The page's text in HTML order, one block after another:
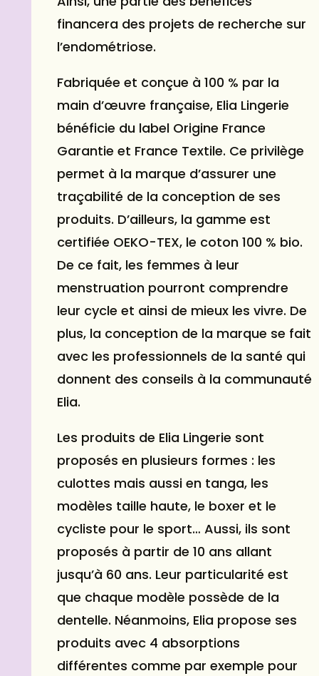
financera des projets de recherche sur
l’endométriose.
Fabriquée et conçue à 100 % par la
main d’œuvre française, Elia Lingerie
bénéficie du label Origine France
Garantie et France Textile. Ce privilège
permet à la marque d’assurer une
traçabilité de la conception de ses
produits. D’ailleurs, la gamme est
certifiée OEKO-TEX, le coton 100 % bio.
De ce fait, les femmes à leur
menstruation pourront comprendre
leur cycle et ainsi de mieux les vivre. De
plus, la conception de la marque se fait
avec les professionnels de la santé qui
donnent des conseils à la communauté
Elia.
Les produits de Elia Lingerie sont
proposés en plusieurs formes : les
culottes mais aussi en tanga, les
modèles taille haute, le boxer et le
cycliste pour le sport… Aussi, ils sont
proposés à partir de 10 ans allant
jusqu’à 60 ans. Leur particularité est
que chaque modèle possède de la
dentelle. Néanmoins, Elia propose ses
produits avec 4 absorptions
différentes comme par exemple pour